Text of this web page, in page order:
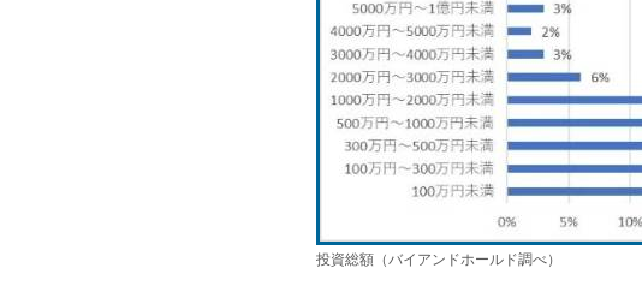
投資総額（バイアンドホールド調べ）